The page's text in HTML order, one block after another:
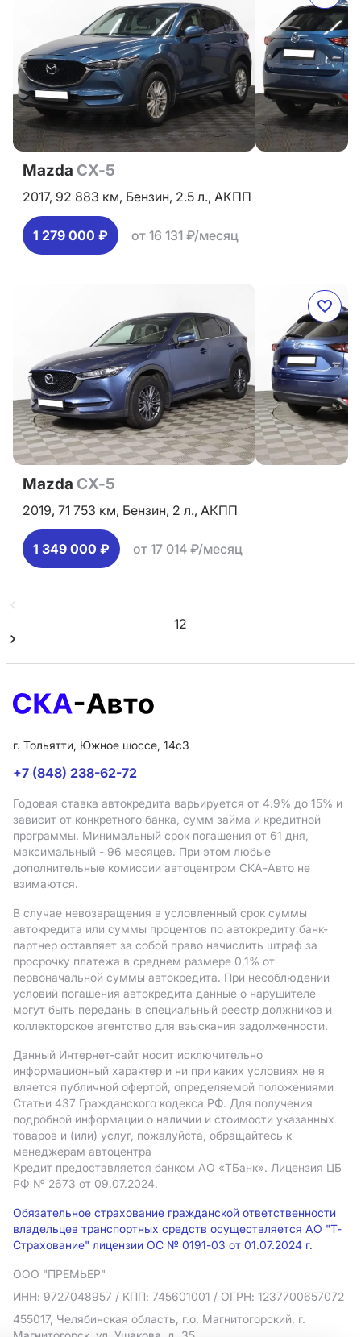
Mazda CX-5
2017, 92 883 км, Бензин, 2.5 л., АКПП
1 279 000 ₽ от 16 131 ₽/месяц
Mazda CX-5
2019, 71 753 км, Бензин, 2 л., АКПП
1 349 000 ₽ от 17 014 ₽/месяц
12
г. Тольятти, Южное шоссе, 14с3
+7 (848) 238-62-72
Годовая ставка автокредита варьируется от 4.9% до 15% и
зависит от конкретного банка, сумм займа и кредитной
программы. Минимальный срок погашения от 61 дня,
максимальный - 96 месяцев. При этом любые
дополнительные комиссии автоцентром СКА-Авто не
взимаются.
В случае невозвращения в условленный срок суммы
автокредита или суммы процентов по автокредиту банк-
партнер оставляет за собой право начислить штраф за
просрочку платежа в среднем размере 0,1% от
первоначальной суммы автокредита. При несоблюдении
условий погашения автокредита данные о нарушителе
могут быть переданы в специальный реестр должников и
коллекторское агентство для взыскания задолженности.
Данный Интернет-сайт носит исключительно
информационный характер и ни при каких условиях не я
вляется публичной офертой, определяемой положениями
Статьи 437 Гражданского кодекса РФ. Для получения
подробной информации о наличии и стоимости указанных
товаров и (или) услуг, пожалуйста, обращайтесь к
менеджерам автоцентра
Кредит предоставляется банком АO «ТБанк». Лицензия ЦБ
РФ № 2673 от 09.07.2024.
Обязательное страхование гражданской ответственности
владельцев транспортных средств осуществляется АО "Т-
Страхование" лицензии ОС № 0191-03 от 01.07.2024 г.
ООО "ПРЕМЬЕР"
ИНН: 9727048957 / КПП: 745601001 / ОГРН: 1237700657072
455017, Челябинская область, г.о. Магнитогорский, г.